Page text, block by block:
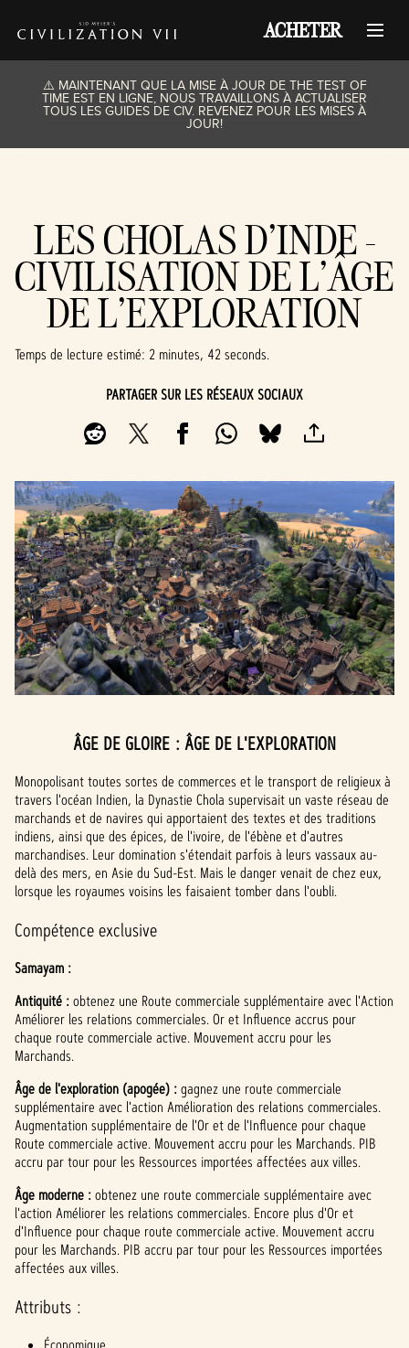
ACHETER
⚠️ MAINTENANT QUE LA MISE À JOUR DE THE TEST OF
TIME EST EN LIGNE, NOUS TRAVAILLONS À ACTUALISER
TOUS LES GUIDES DE CIV. REVENEZ POUR LES MISES À
JOUR!
LES CHOLAS D’INDE -
CIVILISATION DE L’ÂGE
DE L’EXPLORATION
Temps de lecture estimé 2 minutes, 42 seconds
PARTAGER SUR LES RÉSEAUX SOCIAUX
ÂGE DE GLOIRE : ÂGE DE L'EXPLORATION
Monopolisant toutes sortes de commerces et le transport de religieux à
travers l'océan Indien, la Dynastie Chola supervisait un vaste réseau de
marchands et de navires qui apportaient des textes et des traditions
indiens, ainsi que des épices, de l'ivoire, de l'ébène et d'autres
marchandises. Leur domination s'étendait parfois à leurs vassaux au-
delà des mers, en Asie du Sud-Est. Mais le danger venait de chez eux,
lorsque les royaumes voisins les faisaient tomber dans l'oubli.
Compétence exclusive
Samayam :
Antiquité :obtenez une Route commerciale supplémentaire avec l'Action
Améliorer les relations commerciales. Or et Influence accrus pour
chaque route commerciale active. Mouvement accru pour les
Marchands.
Âge de l'exploration (apogée) :gagnez une route commerciale
supplémentaire avec l'action Amélioration des relations commerciales.
Augmentation supplémentaire de l'Or et de l'Influence pour chaque
Route commerciale active. Mouvement accru pour les Marchands. PIB
accru par tour pour les Ressources importées affectées aux villes.
Âge moderne :obtenez une route commerciale supplémentaire avec
l'action Améliorer les relations commerciales. Encore plus d'Or et
d'Influence pour chaque route commerciale active. Mouvement accru
pour les Marchands. PIB accru par tour pour les Ressources importées
affectées aux villes.
Attributs :